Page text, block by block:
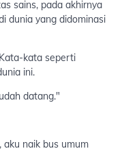
sains, pada akhirnya
dunia yang didominasi
kata seperti
ini.
datang."
aku naik bus umum